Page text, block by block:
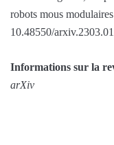
robots mous
10.48550/
Informations sur la
arXiv